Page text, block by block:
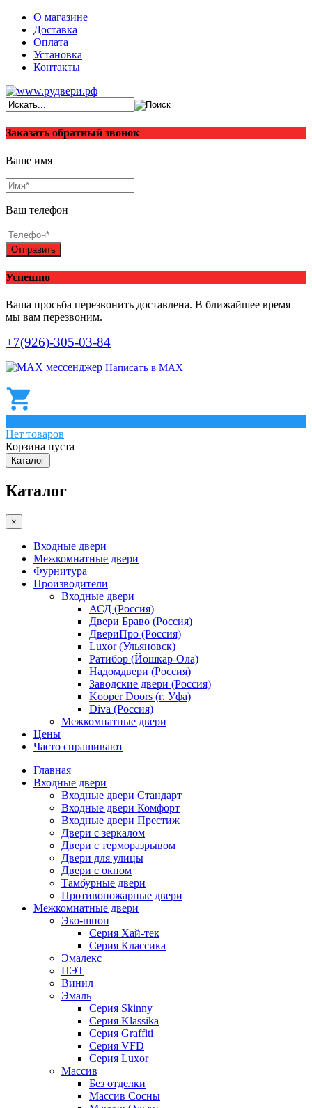
О магазине
Доставка
Оплата
Установка
Контакты
Заказать обратный звонок
Ваше имя
Ваш телефон
Отправить
Успешно
Ваша просьба перезвонить доставлена. В ближайшее время
мы вам перезвоним.
+7(926)-305-03-84
Написать в МАХ
Нет товаров
Корзина пуста
Каталог
Каталог
×
Входные двери
Межкомнатные двери
Фурнитура
Производители
Входные двери
АСД (Россия)
Двери Браво (Россия)
ДвериПро (Россия)
Luxor (Ульяновск)
Ратибор (Йошкар-Ола)
Надомдвери (Россия)
Заводские двери (Россия)
Kooper Doors (г. Уфа)
Diva (Россия)
Межкомнатные двери
Цены
Часто спрашивают
Главная
Входные двери
Входные двери Стандарт
Входные двери Комфорт
Входные двери Престиж
Двери с зеркалом
Двери с терморазрывом
Двери для улицы
Двери с окном
Тамбурные двери
Противопожарные двери
Межкомнатные двери
Эко-шпон
Серия Хай-тек
Серия Классика
Эмалекс
ПЭТ
Винил
Эмаль
Серия Skinny
Серия Klassika
Серия Graffiti
Серия VFD
Серия Luxor
Массив
Без отделки
Массив Сосны